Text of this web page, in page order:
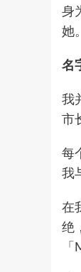
身
她。
名
我
市
每
我
在
绝